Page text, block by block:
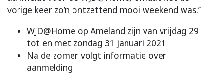
vorige keer zo’n ontzettend mooi weekend was.”
WJD@Home op Ameland zijn van vrijdag 29
tot en met zondag 31 januari 2021
Na de zomer volgt informatie over
aanmelding